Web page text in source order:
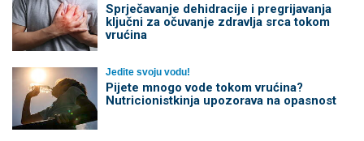
Sprječavanje dehidracije i pregrijavanja
ključni za očuvanje zdravlja srca tokom
vrućina
Jedite svoju vodu!
Pijete mnogo vode tokom vrućina?
Nutricionistkinja upozorava na opasnost